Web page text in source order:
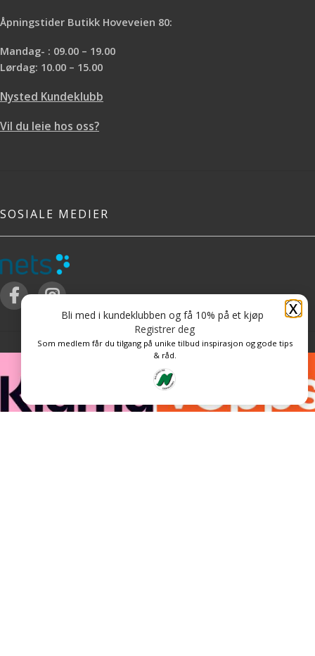
Åpningstider Butikk Hoveveien 80:
Mandag- : 09.00 – 19.00
Lørdag: 10.00 – 15.00
Nysted Kundeklubb
Vil du leie hos oss?
SOSIALE MEDIER
X
Bli med i kundeklubben og få 10% på et kjøp
Registrer deg
Som medlem får du tilgang på unike tilbud inspirasjon og gode tips
& råd.